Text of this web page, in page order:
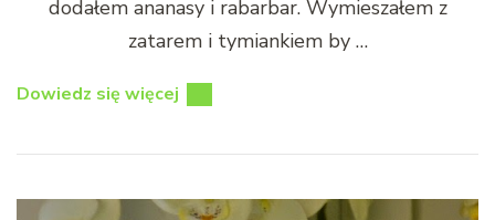
dodałem ananasy i rabarbar. Wymieszałem z
zatarem i tymiankiem by …
Dowiedz się więcej